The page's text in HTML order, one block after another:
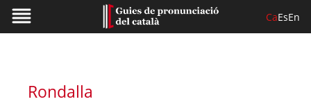
CaEsEn
Rondalla